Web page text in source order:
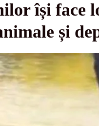
își face
și